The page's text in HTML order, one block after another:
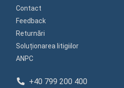
Contact
Feedback
Returnări
Soluționarea litigiilor
ANPC
+40 799 200 400